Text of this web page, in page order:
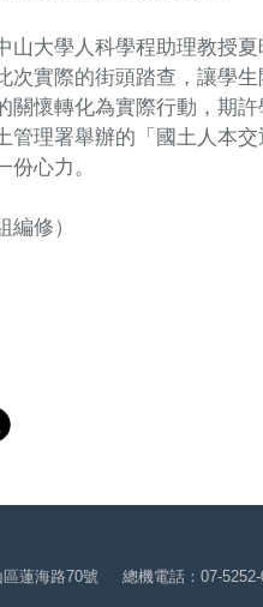
山大學人科學程助理教授
次實際的街頭踏查，讓學
關懷轉化為實際行動，期
管理署舉辦的「國土人本
份心力。
編修）
蓮海路70號 總機電話：07-